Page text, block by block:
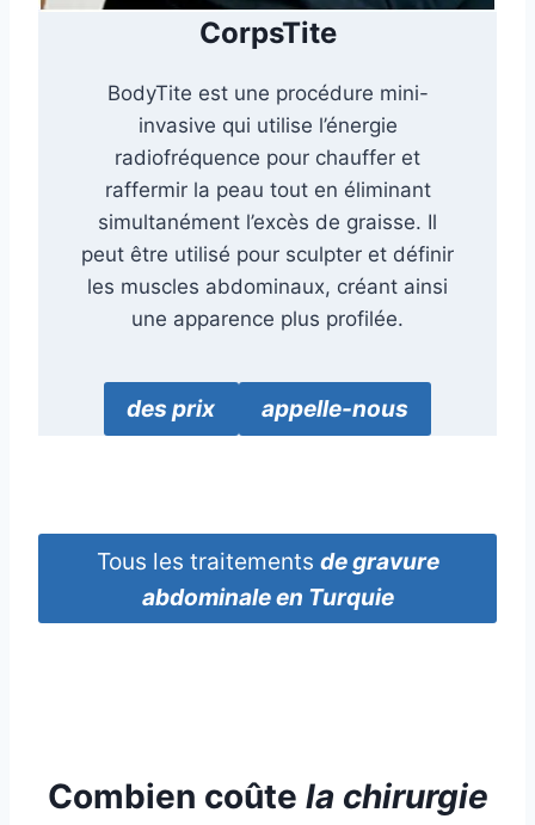
CorpsTite
BodyTite est une procédure mini-
invasive qui utilise l’énergie
radiofréquence pour chauffer et
raffermir la peau tout en éliminant
simultanément l’excès de graisse. Il
peut être utilisé pour sculpter et définir
les muscles abdominaux, créant ainsi
une apparence plus profilée.
des prix appelle-nous
Tous les traitements de gravure
abdominaleen Turquie
Combien coûte la chirurgie